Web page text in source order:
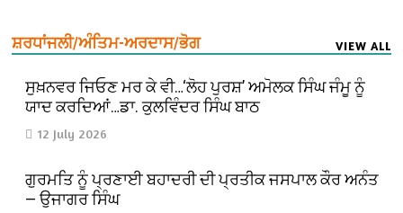
ਸ਼ਰਧਾਂਜਲੀ/ਅੰਤਿਮ-ਅਰਦਾਸ/ਭੋਗ VIEW ALL
ਸੁਖ਼ਨਵਰ ਜਿਓਣ ਮਰ ਕੇ ਵੀ…‘ਲੋਹ ਪੁਰਸ਼’ ਅਮੋਲਕ ਸਿੰਘ ਜੰਮੂ ਨੂੰ
ਯਾਦ ਕਰਦਿਆਂ…ਡਾ. ਕੁਲਵਿੰਦਰ ਸਿੰਘ ਬਾਠ
12 July 2026
ਗੁਰਮਤਿ ਨੂੰ ਪ੍ਰਣਾਈ ਬਹਾਦਰੀ ਦੀ ਪ੍ਰਤੀਕ ਜਸਪਾਲ ਕੌਰ ਅਨੰਤ
— ਉਜਾਗਰ ਸਿੰਘ